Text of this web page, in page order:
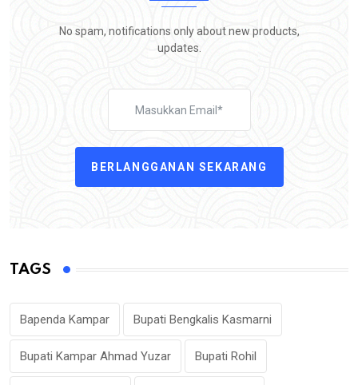
No spam, notifications only about new products,
updates.
BERLANGGANAN SEKARANG
TAGS
Bapenda Kampar Bupati Bengkalis Kasmarni
Bupati Kampar Ahmad Yuzar Bupati Rohil